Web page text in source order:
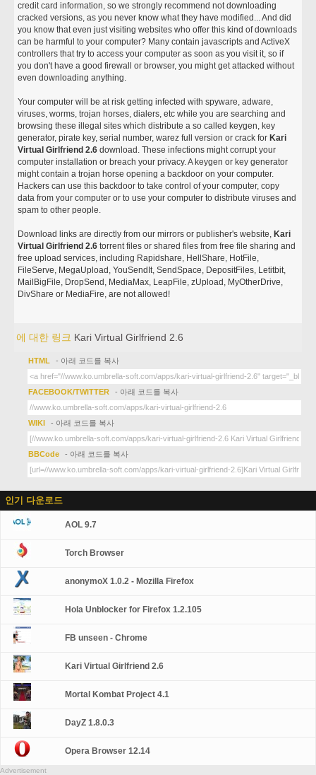
credit card information, so we strongly recommend not downloading
cracked versions, as you never know what they have modified... And did
you know that even just visiting websites who offer this kind of downloads
can be harmful to your computer? Many contain javascripts and ActiveX
controllers that try to access your computer as soon as you visit it, so if
you don't have a good firewall or browser, you might get attacked without
even downloading anything.
Your computer will be at risk getting infected with spyware, adware,
viruses, worms, trojan horses, dialers, etc while you are searching and
browsing these illegal sites which distribute a so called keygen, key
generator, pirate key, serial number, warez full version or crack for Kari
Virtual Girlfriend 2.6 download. These infections might corrupt your
computer installation or breach your privacy. A keygen or key generator
might contain a trojan horse opening a backdoor on your computer.
Hackers can use this backdoor to take control of your computer, copy
data from your computer or to use your computer to distribute viruses and
spam to other people.
Download links are directly from our mirrors or publisher's website, Kari
Virtual Girlfriend 2.6 torrent files or shared files from free file sharing and
free upload services, including Rapidshare, HellShare, HotFile,
FileServe, MegaUpload, YouSendIt, SendSpace, DepositFiles, Letitbit,
MailBigFile, DropSend, MediaMax, LeapFile, zUpload, MyOtherDrive,
DivShare or MediaFire, are not allowed!
에 대한 링크 Kari Virtual Girlfriend 2.6
HTML - 아래 코드를 복사
FACEBOOK/TWITTER - 아래 코드를 복사
WIKI - 아래 코드를 복사
BBCode - 아래 코드를 복사
인기 다운로드
AOL 9.7
Torch Browser
anonymoX 1.0.2 - Mozilla Firefox
Hola Unblocker for Firefox 1.2.105
FB unseen - Chrome
Kari Virtual Girlfriend 2.6
Mortal Kombat Project 4.1
DayZ 1.8.0.3
Opera Browser 12.14
Advertisement